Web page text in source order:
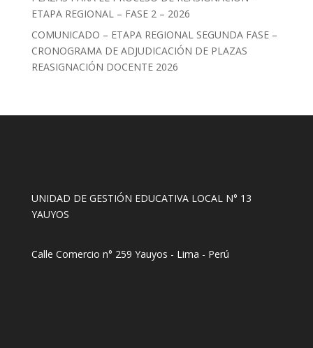
ETAPA REGIONAL – FASE 2 – 2026
COMUNICADO – ETAPA REGIONAL SEGUNDA FASE –
CRONOGRAMA DE ADJUDICACIÓN DE PLAZAS
REASIGNACIÓN DOCENTE 2026
UNIDAD DE GESTIÓN EDUCATIVA LOCAL N° 13
YAUYOS
Calle Comercio n° 259 Yauyos - Lima - Perú